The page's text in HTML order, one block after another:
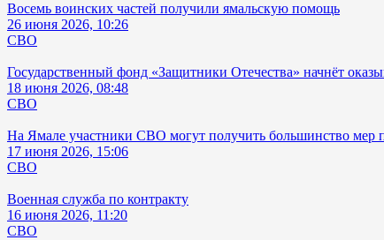
Восемь воинских частей получили ямальскую помощь
26 июня 2026, 10:26
СВО
Государственный фонд «Защитники Отечества» начнёт
18 июня 2026, 08:48
СВО
На Ямале участники СВО могут получить большинство мер
17 июня 2026, 15:06
СВО
Военная служба по контракту
16 июня 2026, 11:20
СВО